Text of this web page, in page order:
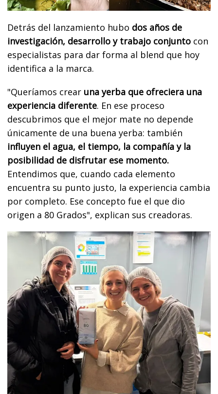
Detrás del lanzamiento hubo dos años de
investigación, desarrollo y trabajo conjunto con
especialistas para dar forma al blend que hoy
identifica a la marca.
"Queríamos crear una yerba que ofreciera una
experiencia diferente. En ese proceso
descubrimos que el mejor mate no depende
únicamente de una buena yerba: también
influyen el agua, el tiempo, la compañía y la
posibilidad de disfrutar ese momento.
Entendimos que, cuando cada elemento
encuentra su punto justo, la experiencia cambia
por completo. Ese concepto fue el que dio
origen a 80 Grados", explican sus creadoras.